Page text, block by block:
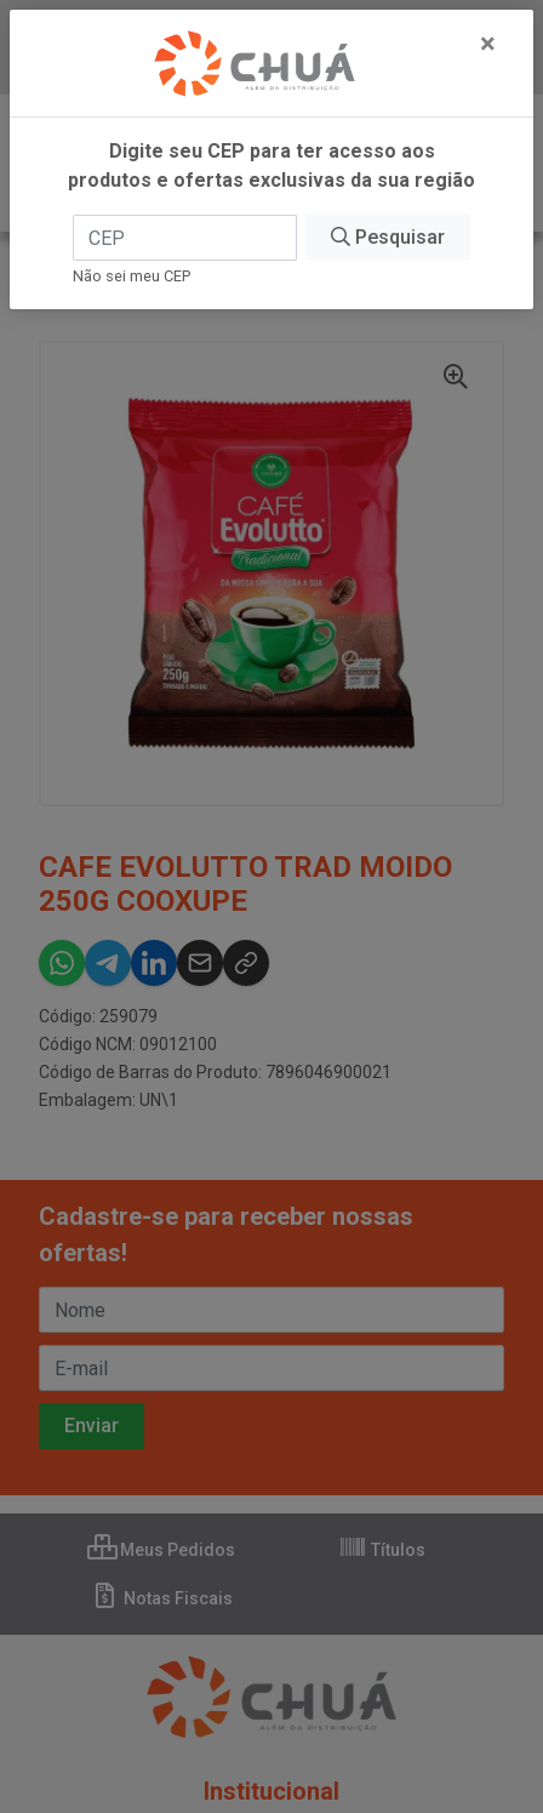
Baixe já nosso APP
0
INÍCIO
COOXUPE CAFES
CAFE EVOLUTTO TRAD MOIDO
250G COOXUPE
Código: 259079
Código NCM: 09012100
Código de Barras do Produto: 7896046900021
Embalagem: UN\1
Cadastre-se para receber nossas
ofertas!
Meus Pedidos Títulos
Notas Fiscais
Institucional
×
Digite seu CEP para ter acesso aos
produtos e ofertas exclusivas da sua região
Pesquisar
Não sei meu CEP